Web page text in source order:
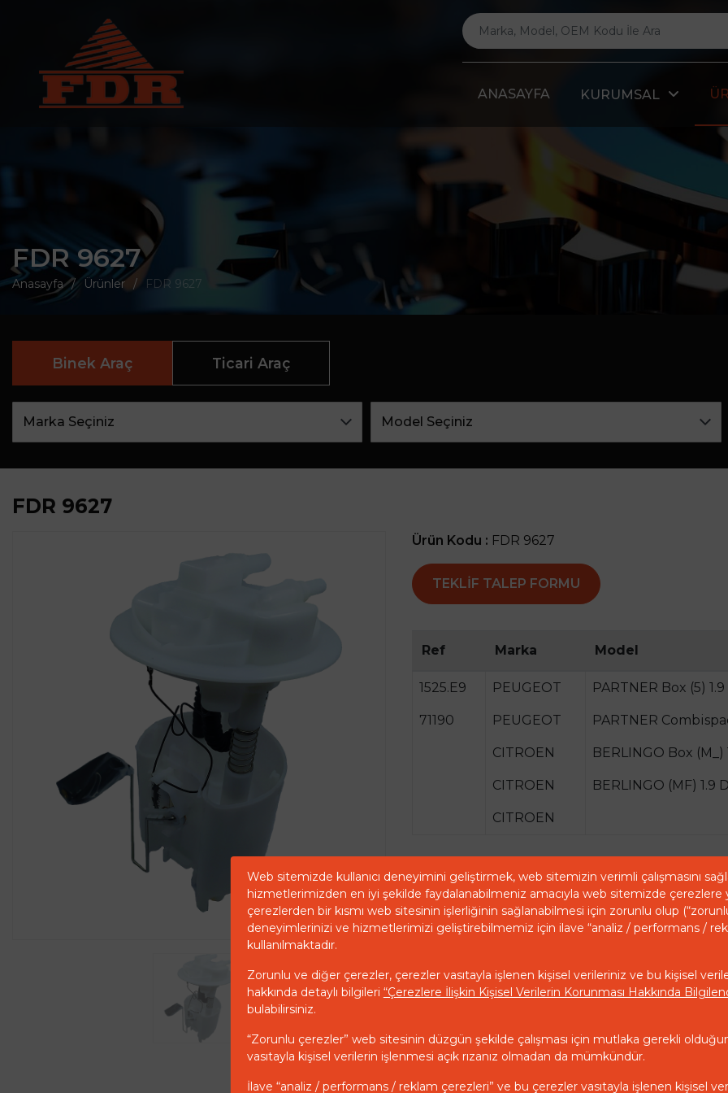
ANASAYFA KURUMSAL
FDR 9627
Anasayfa Ürünler FDR 9627
Binek Araç Ticari Araç
FDR 9627
Ürün Kodu : FDR 9627
TEKLIF TALEP FORMU
Ref Marka Model
1525.E9 PEUGEOT PARTNER Box (5) 1.9
71190 PEUGEOT PARTNER
CITROEN BERLINGO Box
CITROEN BERLINGO (MF) 1.9
CITROEN
Web sitemizde kullanıcı deneyimini geliştirmek, web sitemizin verimli çalışmasını
hizmetlerimizden en iyi şekilde faydalanabilmeniz amacıyla web sitemizde çerezlere
çerezlerden bir kısmı web sitesinin işlerliğinin sağlanabilmesi için zorunlu olup
deneyimlerinizi ve hizmetlerimizi geliştirebilmemiz için ilave “analiz / performans /
kullanılmaktadır.
Zorunlu ve diğer çerezler, çerezler vasıtayla işlenen kişisel verileriniz ve bu kişisel
hakkında detaylı bilgileri “Çerezlere İlişkin Kişisel Verilerin Korunması Hakkında
bulabilirsiniz.
“Zorunlu çerezler” web sitesinin düzgün şekilde çalışması için mutlaka gerekli
vasıtayla kişisel verilerin işlenmesi açık rızanız olmadan da mümkündür.
İlave “analiz / performans / reklam çerezleri” ve bu çerezler vasıtayla işlenen kişisel